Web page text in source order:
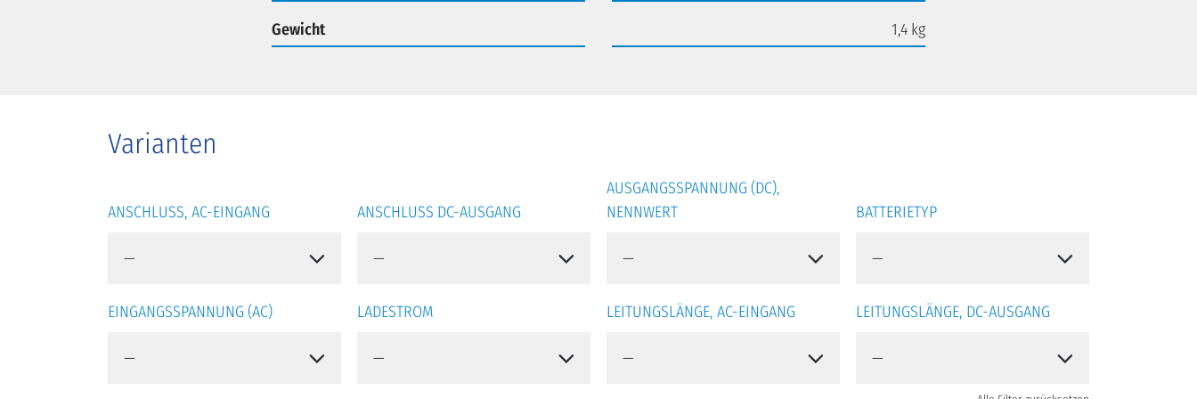
Gewicht 1,4 kg
Varianten
ANSCHLUSS, AC-EINGANG ANSCHLUSS DC-AUSGANG
AUSGANGSSPANNUNG (DC),
NENNWERT
BATTERIETYP
EINGANGSSPANNUNG (AC) LADESTROM LEITUNGSLÄNGE, AC-EINGANG LEITUNGSLÄNGE, DC-AUSGANG